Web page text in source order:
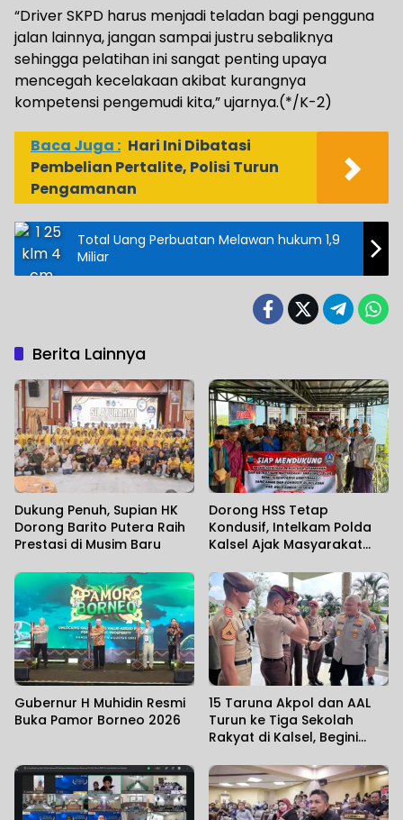
“Driver SKPD harus menjadi teladan bagi pengguna
jalan lainnya, jangan sampai justru sebaliknya
sehingga pelatihan ini sangat penting upaya
mencegah kecelakaan akibat kurangnya
kompetensi pengemudi kita,” ujarnya.(*/K-2)
Baca Juga : Hari Ini Dibatasi
Pembelian Pertalite, Polisi Turun
Pengamanan
Total Uang Perbuatan Melawan hukum 1,9
Miliar
Berita Lainnya
Dukung Penuh, Supian HK
Dorong Barito Putera Raih
Prestasi di Musim Baru
Dorong HSS Tetap
Kondusif, Intelkam Polda
Kalsel Ajak Masyarakat
Gubernur H Muhidin Resmi
Buka Pamor Borneo 2026
15 Taruna Akpol dan AAL
Turun ke Tiga Sekolah
Rakyat di Kalsel, Begini